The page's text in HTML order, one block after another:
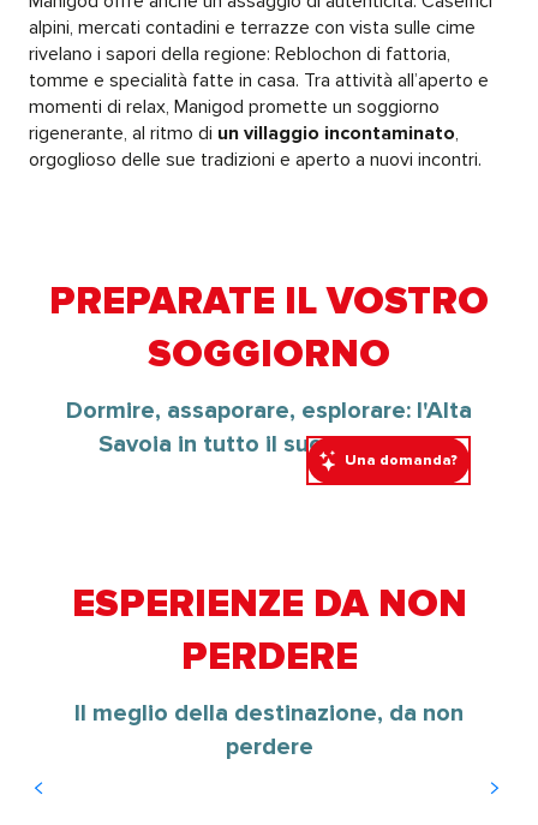
Una domanda?
alpini, mercati contadini e terrazze con vista sulle cime
rivelano i sapori della regione: Reblochon di fattoria,
tomme e specialità fatte in casa. Tra attività all’aperto e
momenti di relax, Manigod promette un soggiorno
rigenerante, al ritmo di un villaggio incontaminato,
orgoglioso delle sue tradizioni e aperto a nuovi incontri.
PREPARATE IL VOSTRO
SOGGIORNO
Dormire, assaporare, esplorare: l'Alta
Savoia in tutto il suo splendore
ESPERIENZE DA NON
PERDERE
Il meglio della destinazione, da non
perdere
Altamente ciclabile
Altamente Rando
Altamente culturale
Molto rinfrescante
Molto rilassato